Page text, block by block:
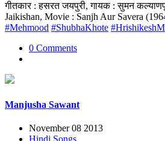
गीतकार : हसरत जयपुरी, गायक : सुमन
Jaikishan, Movie : Sanjh Aur Savera
#Mehmood #ShubhaKhote
0 Comments
Manjusha Sawant
November 08 2013
Hindi Songs